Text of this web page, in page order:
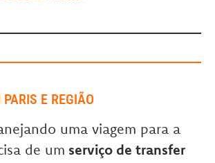
E REGIÃO
uma viagem para a
de um serviço de transfer